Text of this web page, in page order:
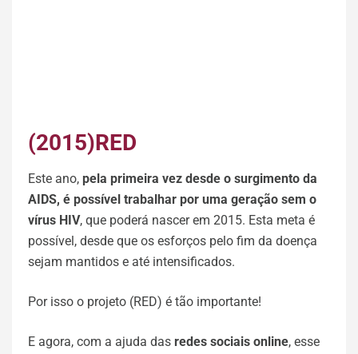
(2015)RED
Este ano, pela primeira vez desde o surgimento da
AIDS, é possível trabalhar por uma geração sem o
vírus HIV, que poderá nascer em 2015. Esta meta é
possível, desde que os esforços pelo fim da doença
sejam mantidos e até intensificados.
Por isso o projeto (RED) é tão importante!
E agora, com a ajuda das redes sociais online, esse